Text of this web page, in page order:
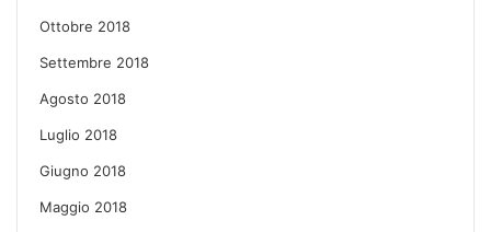
Ottobre 2018
Settembre 2018
Agosto 2018
Luglio 2018
Giugno 2018
Maggio 2018